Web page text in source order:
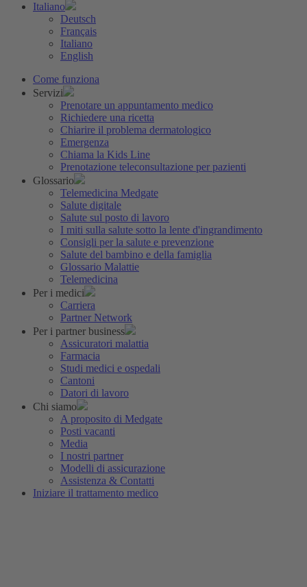
Italiano
Deutsch
Français
Italiano
English
Come funziona
Servizi
Prenotare un appuntamento medico
Richiedere una ricetta
Chiarire il problema dermatologico
Emergenza
Chiama la Kids Line
Prenotazione teleconsultazione per pazienti
Glossario
Telemedicina Medgate
Salute digitale
Salute sul posto di lavoro
I miti sulla salute sotto la lente d'ingrandimento
Consigli per la salute e prevenzione
Salute del bambino e della famiglia
Glossario Malattie
Telemedicina
Per i medici
Carriera
Partner Network
Per i partner business
Assicuratori malattia
Farmacia
Studi medici e ospedali
Cantoni
Datori di lavoro
Chi siamo
A proposito di Medgate
Posti vacanti
Media
I nostri partner
Modelli di assicurazione
Assistenza & Contatti
Iniziare il trattamento medico